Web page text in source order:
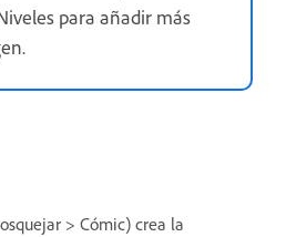
para añadir más
> Cómic) crea la